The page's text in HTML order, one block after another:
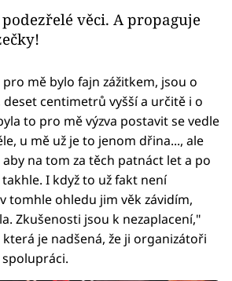
věci. A propaguje
mě bylo fajn zážitkem, jsou o
centimetrů vyšší a určitě i o
to pro mě výzva postavit se vedle
u mě už je to jenom dřina..., ale
na tom za těch patnáct let a po
I když to už fakt není
tomhle ohledu jim věk závidím,
Zkušenosti jsou k nezaplacení,"
je nadšená, že ji organizátoři